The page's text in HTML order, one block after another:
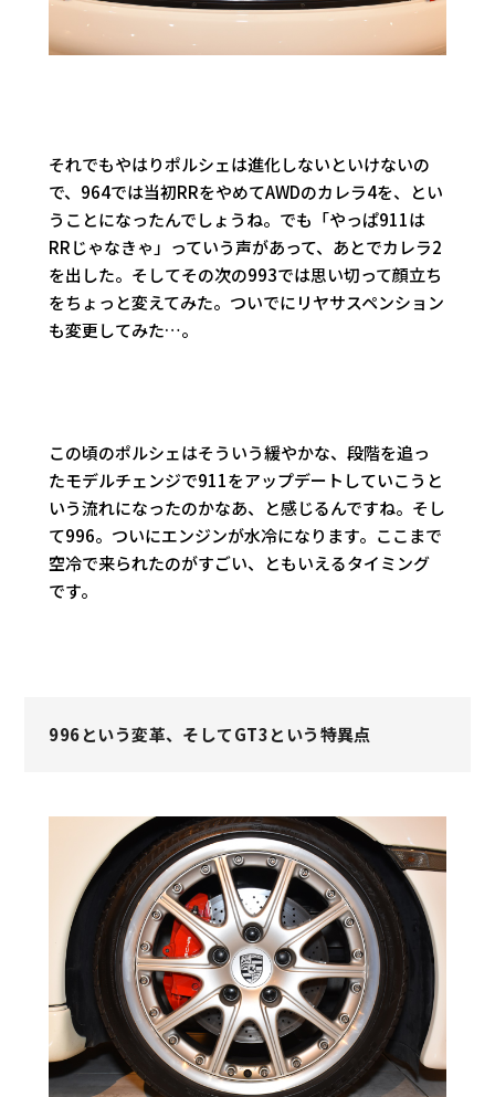
それでもやはりポルシェは進化しないといけないの
で、964では当初RRをやめてAWDのカレラ4を、とい
うことになったんでしょうね。でも「やっぱ911は
RRじゃなきゃ」っていう声があって、あとでカレラ2
を出した。そしてその次の993では思い切って顔立ち
をちょっと変えてみた。ついでにリヤサスペンション
も変更してみた…。
この頃のポルシェはそういう緩やかな、段階を追っ
たモデルチェンジで911をアップデートしていこうと
いう流れになったのかなあ、と感じるんですね。そし
て996。ついにエンジンが水冷になります。ここまで
空冷で来られたのがすごい、ともいえるタイミング
です。
996という変革、そしてGT3という特異点